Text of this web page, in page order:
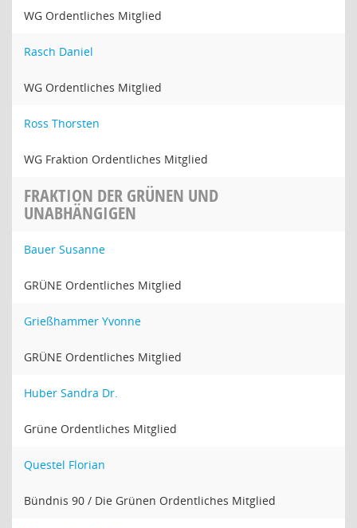
WG Ordentliches Mitglied
Rasch Daniel
WG Ordentliches Mitglied
Ross Thorsten
WG Fraktion Ordentliches Mitglied
FRAKTION DER GRÜNEN UND
UNABHÄNGIGEN
Bauer Susanne
GRÜNE Ordentliches Mitglied
Grießhammer Yvonne
GRÜNE Ordentliches Mitglied
Huber Sandra Dr.
Grüne Ordentliches Mitglied
Questel Florian
Bündnis 90 / Die Grünen Ordentliches Mitglied